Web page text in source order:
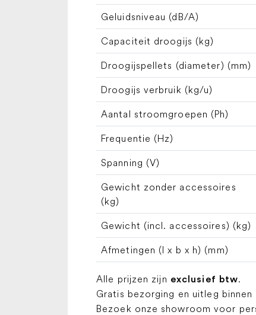
Geluidsniveau (dB/A)
Capaciteit droogijs (kg)
Droogijspellets (diameter) (mm)
Droogijs verbruik (kg/u)
Aantal stroomgroepen (Ph)
Frequentie (Hz)
Spanning (V)
Gewicht zonder accessoires
(kg)
Gewicht (incl. accessoires) (kg)
Afmetingen (l x b x h) (mm)
Alle prijzen zijn exclusief btw.
Gratis bezorging en uitleg
Bezoek onze showroom voor